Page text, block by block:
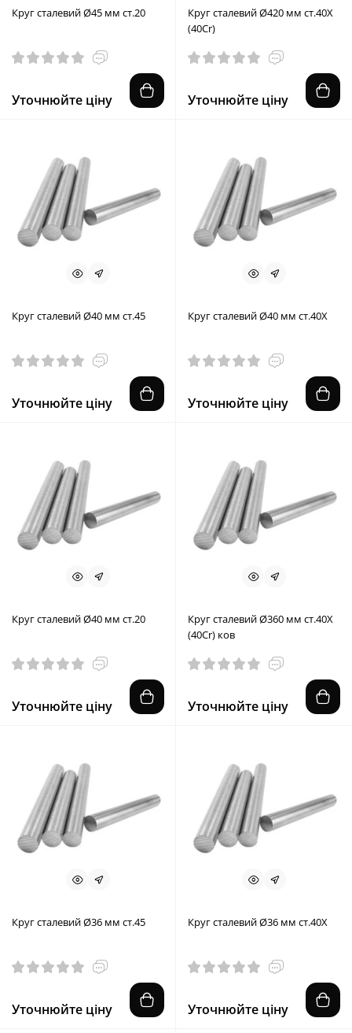
Круг сталевий Ø45 мм ст.20
Уточнюйте ціну
Круг сталевий Ø420 мм ст.40X
(40Cr)
Уточнюйте ціну
Круг сталевий Ø40 мм ст.45
Уточнюйте ціну
Круг сталевий Ø40 мм ст.40X
Уточнюйте ціну
Круг сталевий Ø40 мм ст.20
Уточнюйте ціну
Круг сталевий Ø360 мм ст.40X
(40Cr) ков
Уточнюйте ціну
Круг сталевий Ø36 мм ст.45
Уточнюйте ціну
Круг сталевий Ø36 мм ст.40X
Уточнюйте ціну